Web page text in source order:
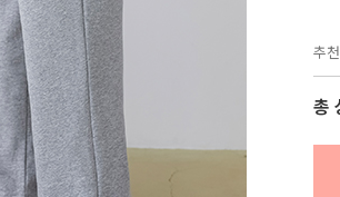
추
총